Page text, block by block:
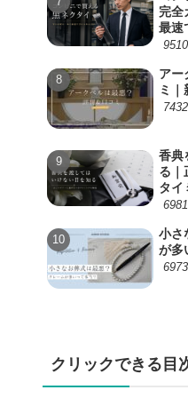
完全
最速
アー
ミ
香典
る｜
タイ
小さ
が多
クリックできる目